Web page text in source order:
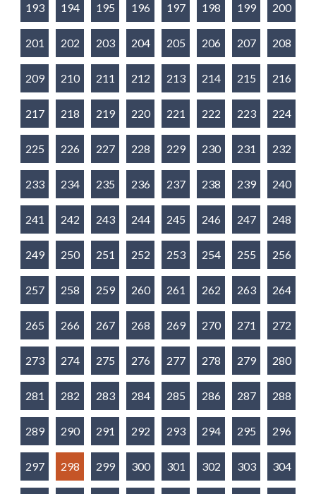
193 194 195 196 197 198 199 200
201 202 203 204 205 206 207 208
209 210 211 212 213 214 215 216
217 218 219 220 221 222 223 224
225 226 227 228 229 230 231 232
233 234 235 236 237 238 239 240
241 242 243 244 245 246 247 248
249 250 251 252 253 254 255 256
257 258 259 260 261 262 263 264
265 266 267 268 269 270 271 272
273 274 275 276 277 278 279 280
281 282 283 284 285 286 287 288
289 290 291 292 293 294 295 296
297 298 299 300 301 302 303 304